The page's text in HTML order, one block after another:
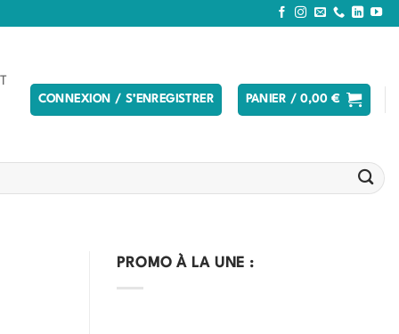
CONNEXION / S’ENREGISTRER PANIER /0,00 €
PROMO À LA UNE :